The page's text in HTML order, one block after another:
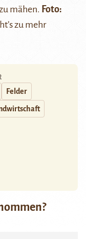
mähen. Foto:
zu mehr
Felder